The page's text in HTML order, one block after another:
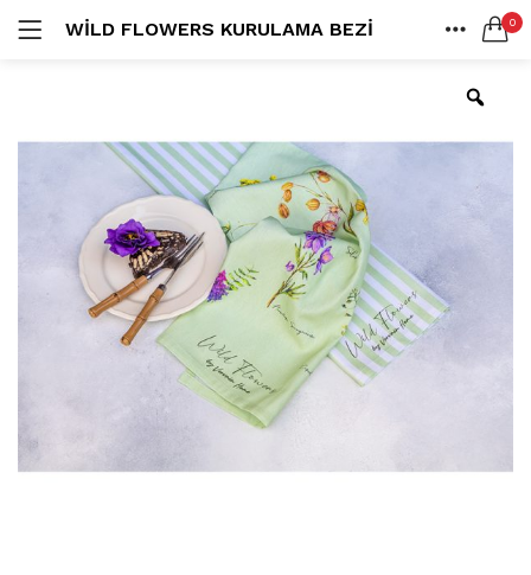
WILD FLOWERS KURULAMA BEZI 0
Remember me
Lost password?
All categories
Amerikan S. (3)
Color Block (3)
Countrylife Blue (6)
Countrylife Burgundy (3)
Countrylife Green (1)
Countrylife Orange (2)
Ekose & Pötikare (2)
EL YAPIMI ÜRÜNLER (6)